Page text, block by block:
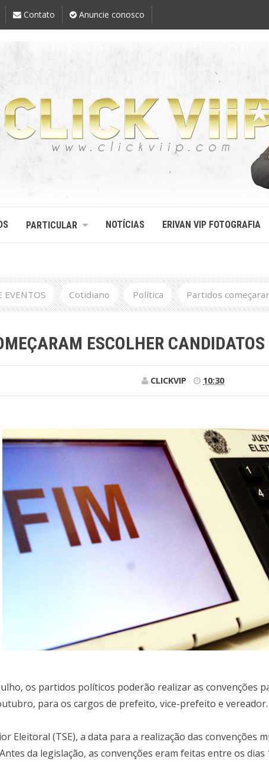
Contato Anuncie conosco
PARTICULAR NOTÍCIAS ERIVAN VIP FOTOGRAFIA
EVENTOS Cotidiano Política Partidos
ESCOLHER
CLICKVIP 10:30
os partidos políticos poderão realizar as convenções
para os cargos de prefeito, vice-prefeito e
Eleitoral (TSE), a data para a realização das convenções
da legislação, as convenções eram feitas entre os